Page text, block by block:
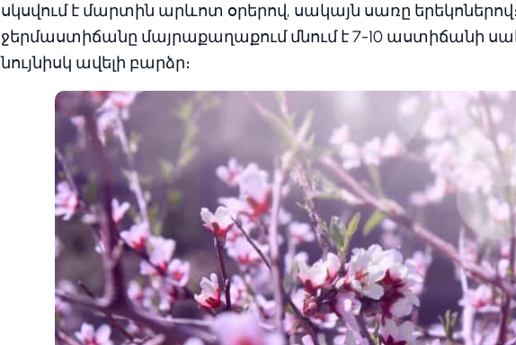
սկսվում է մարտին արևոտ օրերով, սակայն սառը
ջերմաստիճանը մայրաքաղաքում մնում է 7-10 աստիճանի
նույնիսկ ավելի բարձր։